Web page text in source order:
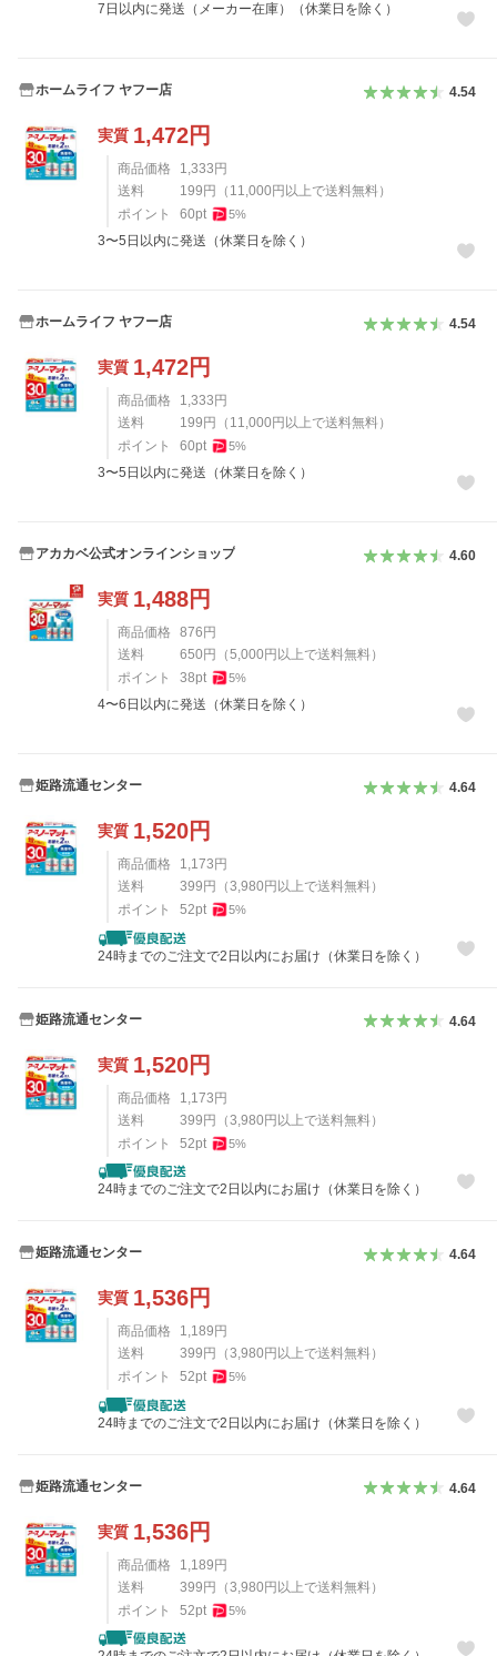
7日以内に発送（メーカー在庫）（休業日を除く）
ホームライフ ヤフー店 4.54
実質 1,472円
商品価格 1,333 円
送料
199 円 （ 11,000 円以上で送料無料）
ポイント
60pt 5%
3〜5日以内に発送（休業日を除く）
ホームライフ ヤフー店 4.54
実質 1,472円
商品価格 1,333 円
送料
199 円 （ 11,000 円以上で送料無料）
ポイント
60pt 5%
3〜5日以内に発送（休業日を除く）
アカカベ公式オンラインショップ 4.60
実質 1,488円
商品価格 876 円
送料
650 円 （5,000 円以上で送料無料）
ポイント
38pt 5%
4〜6日以内に発送（休業日を除く）
姫路流通センター 4.64
実質 1,520円
商品価格 1,173 円
送料
399 円 （3,980 円以上で送料無料）
ポイント
52pt 5%
24時までのご注文で2日以内にお届け（休業日を除く）
姫路流通センター 4.64
実質 1,520円
商品価格 1,173円
送料
399円 （3,980円以上で送料無料）
ポイント
52pt 5%
24時までのご注文で2日以内にお届け（休業日を除く）
姫路流通センター 4.64
実質 1,536円
商品価格 1,189 円
送料
399 円 （3,980 円以上で送料無料）
ポイント
52pt 5%
24時までのご注文で2日以内にお届け（休業日を除く）
姫路流通センター 4.64
実質 1,536円
商品価格 1,189円
送料
399円 （3,980円以上で送料無料）
ポイント
52pt 5%